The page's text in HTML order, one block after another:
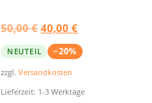
50,00€U
r
s
p
r
40,00€A
k
t
e
NEUTEIL −20%
zzgl.Versandkosten
Lieferzeit: 1-3 Werktage